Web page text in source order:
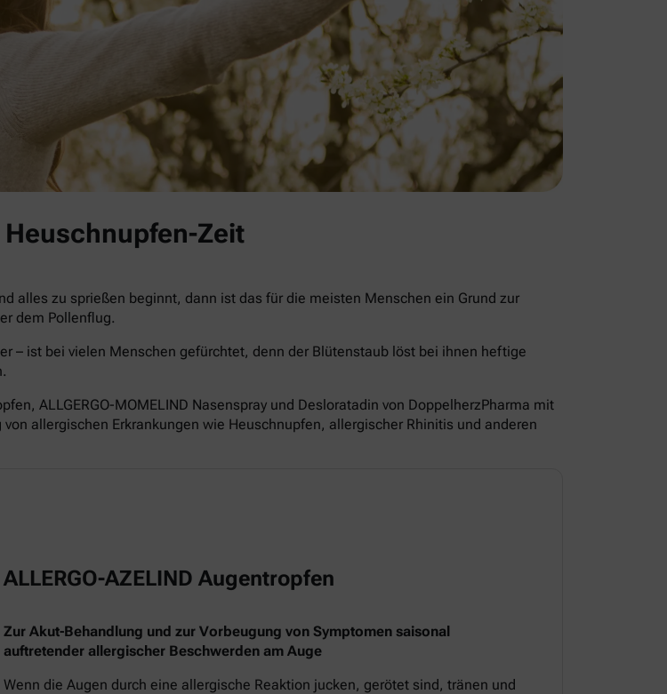
Zeit
alles zu sprießen beginnt, dann ist das für die meisten Menschen ein Grund zur
dem Pollenflug.
– ist bei vielen Menschen gefürchtet, denn der Blütenstaub löst bei ihnen heftige
ALLGERGO-MOMELIND Nasenspray und Desloratadin von DoppelherzPharma mit
allergischen Erkrankungen wie Heuschnupfen, allergischer Rhinitis und anderen
ALLERGO-AZELIND Augentropfen
Zur Akut-Behandlung und zur Vorbeugung von Symptomen saisonal
auftretender allergischer Beschwerden am Auge
Wenn die Augen durch eine allergische Reaktion jucken, gerötet sind, tränen und